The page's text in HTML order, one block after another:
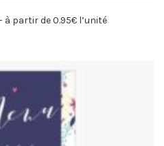
à partir de 0.95€ l’unité